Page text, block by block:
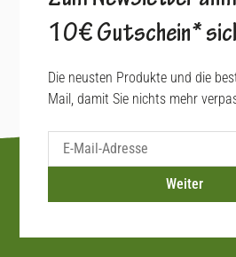
10€ Gutschein*
Die neusten Produkte und die
Mail, damit Sie nichts mehr
Weiter